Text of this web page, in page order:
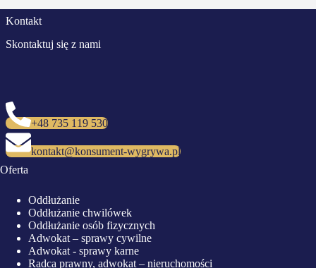
Kontakt
Skontaktuj się z nami
+48 735 119 530
kontakt@konsument-wygrywa.pl
Oferta
Oddłużanie
Oddłużanie chwilówek
Oddłużanie osób fizycznych
Adwokat – sprawy cywilne
Adwokat - sprawy karne
Radca prawny, adwokat – nieruchomości